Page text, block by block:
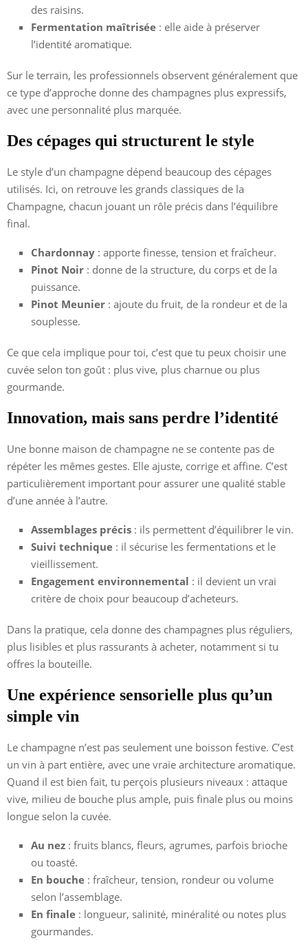
des raisins.
Fermentation maîtrisée : elle aide à préserver
l’identité aromatique.
Sur le terrain, les professionnels observent généralement que
ce type d’approche donne des champagnes plus expressifs,
avec une personnalité plus marquée.
Des cépages qui structurent le style
Le style d’un champagne dépend beaucoup des cépages
utilisés. Ici, on retrouve les grands classiques de la
Champagne, chacun jouant un rôle précis dans l’équilibre
final.
Chardonnay : apporte finesse, tension et fraîcheur.
Pinot Noir : donne de la structure, du corps et de la
puissance.
Pinot Meunier : ajoute du fruit, de la rondeur et de la
souplesse.
Ce que cela implique pour toi, c’est que tu peux choisir une
cuvée selon ton goût : plus vive, plus charnue ou plus
gourmande.
Innovation, mais sans perdre l’identité
Une bonne maison de champagne ne se contente pas de
répéter les mêmes gestes. Elle ajuste, corrige et affine. C’est
particulièrement important pour assurer une qualité stable
d’une année à l’autre.
Assemblages précis : ils permettent d’équilibrer le vin.
Suivi technique : il sécurise les fermentations et le
vieillissement.
Engagement environnemental : il devient un vrai
critère de choix pour beaucoup d’acheteurs.
Dans la pratique, cela donne des champagnes plus réguliers,
plus lisibles et plus rassurants à acheter, notamment si tu
offres la bouteille.
Une expérience sensorielle plus qu’un
simple vin
Le champagne n’est pas seulement une boisson festive. C’est
un vin à part entière, avec une vraie architecture aromatique.
Quand il est bien fait, tu perçois plusieurs niveaux : attaque
vive, milieu de bouche plus ample, puis finale plus ou moins
longue selon la cuvée.
Au nez : fruits blancs, fleurs, agrumes, parfois brioche
ou toasté.
En bouche : fraîcheur, tension, rondeur ou volume
selon l’assemblage.
En finale : longueur, salinité, minéralité ou notes plus
gourmandes.